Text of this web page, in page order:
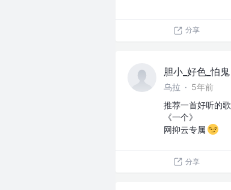
分享
胆小_好色_怕鬼
乌拉 · 5年前
推荐一首好听的歌
《一个》
网抑云专属
分享